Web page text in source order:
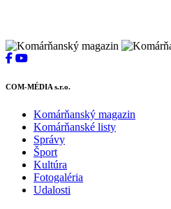
COM-MÉDIA s.r.o.
Komárňanský magazin
Komárňanské listy
Správy
Šport
Kultúra
Fotogaléria
Udalosti